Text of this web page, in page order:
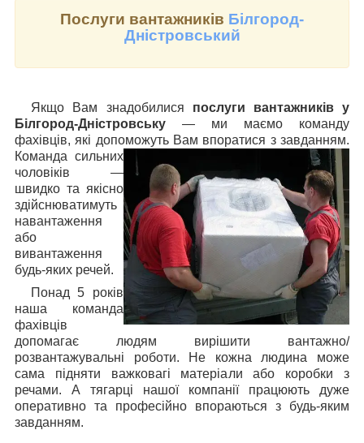
Послуги вантажників Білгород-
Дністровський
Якщо Вам знадобилися послуги вантажників у
Білгород-Дністровську — ми маємо команду
фахівців, які допоможуть Вам впоратися з завданням.
Команда сильних
чоловіків —
швидко та якісно
здійснюватимуть
навантаження
або
вивантаження
будь-яких речей.
Понад 5 років
наша команда
фахівців
допомагає людям вирішити вантажно/
розвантажувальні роботи. Не кожна людина може
сама підняти важковагі матеріали або коробки з
речами. А тягарці нашої компанії працюють дуже
оперативно та професійно впораються з будь-яким
завданням.